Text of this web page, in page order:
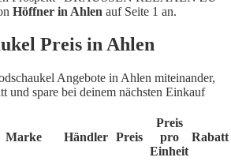
Höffner in Ahlen auf Seite 1 an.
Preis in Ahlen
Angebote in Ahlen miteinander,
und spare bei deinem nächsten Einkauf
Marke Händler Preis
Preis
pro
Einheit
Rabatt